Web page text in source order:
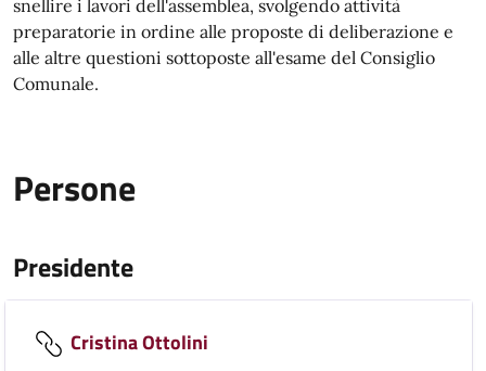
snellire i lavori dell'assemblea, svolgendo attività
preparatorie in ordine alle proposte di deliberazione e
alle altre questioni sottoposte all'esame del Consiglio
Comunale.
Persone
Presidente
Cristina Ottolini